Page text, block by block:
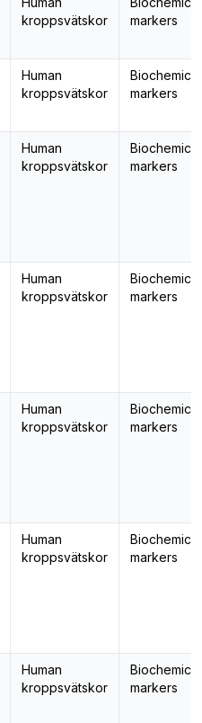
kroppsvätskor
markers
Human
kroppsvätskor
Biochemical
markers
Human
kroppsvätskor
Biochemical
markers
Human
kroppsvätskor
Biochemical
markers
Human
kroppsvätskor
Biochemical
markers
Human
kroppsvätskor
Biochemical
markers
Human
kroppsvätskor
Biochemical
markers